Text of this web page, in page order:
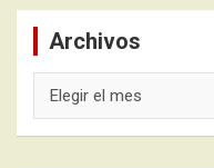
Archivos